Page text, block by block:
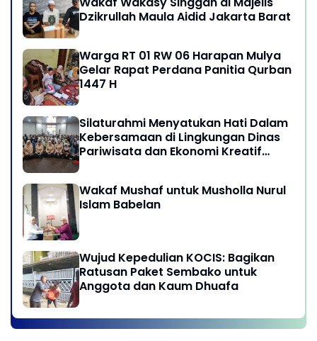
Dzikrullah Maula Aidid Jakarta Barat
Warga RT 01 RW 06 Harapan Mulya
Gelar Rapat Perdana Panitia Qurban
1447 H
Silaturahmi Menyatukan Hati Dalam
Kebersamaan di Lingkungan Dinas
Pariwisata dan Ekonomi Kreatif
Wakaf Mushaf untuk Musholla Nurul
Islam Babelan
Wujud Kepedulian KOCIS: Bagikan
Ratusan Paket Sembako untuk
Anggota dan Kaum Dhuafa